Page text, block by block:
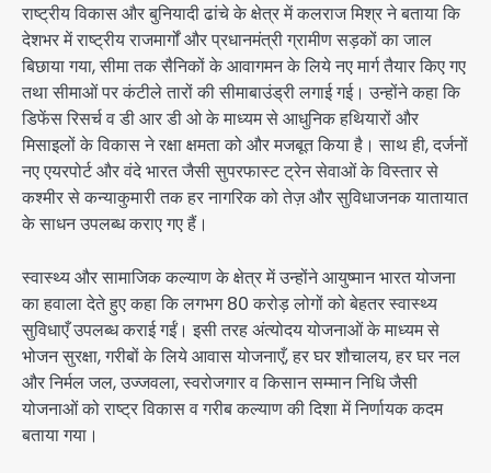
राष्ट्रीय विकास और बुनियादी ढांचे के क्षेत्र में कलराज मिश्र ने बताया कि
देशभर में राष्ट्रीय राजमार्गों और प्रधानमंत्री ग्रामीण सड़कों का जाल
बिछाया गया, सीमा तक सैनिकों के आवागमन के लिये नए मार्ग तैयार किए गए
तथा सीमाओं पर कंटीले तारों की सीमाबाउंड्री लगाई गई। उन्होंने कहा कि
डिफेंस रिसर्च व डी आर डी ओ के माध्यम से आधुनिक हथियारों और
मिसाइलों के विकास ने रक्षा क्षमता को और मजबूत किया है। साथ ही, दर्जनों
नए एयरपोर्ट और वंदे भारत जैसी सुपरफास्ट ट्रेन सेवाओं के विस्तार से
कश्मीर से कन्याकुमारी तक हर नागरिक को तेज़ और सुविधाजनक यातायात
के साधन उपलब्ध कराए गए हैं।
स्वास्थ्य और सामाजिक कल्याण के क्षेत्र में उन्होंने आयुष्मान भारत योजना
का हवाला देते हुए कहा कि लगभग 80 करोड़ लोगों को बेहतर स्वास्थ्य
सुविधाएँ उपलब्ध कराई गईं। इसी तरह अंत्योदय योजनाओं के माध्यम से
भोजन सुरक्षा, गरीबों के लिये आवास योजनाएँ, हर घर शौचालय, हर घर नल
और निर्मल जल, उज्जवला, स्वरोजगार व किसान सम्मान निधि जैसी
योजनाओं को राष्ट्र विकास व गरीब कल्याण की दिशा में निर्णायक कदम
बताया गया।